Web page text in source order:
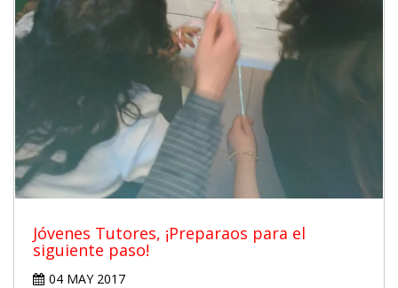
Jóvenes Tutores, ¡Preparaos para el
siguiente paso!
04 MAY 2017